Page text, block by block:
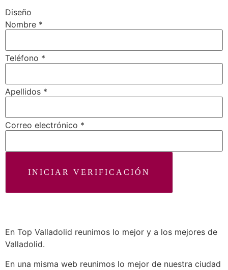
Diseño
Nombre *
Teléfono *
Apellidos *
Correo electrónico *
INICIAR VERIFICACIÓN
En Top Valladolid reunimos lo mejor y a los mejores de
Valladolid.
En una misma web reunimos lo mejor de nuestra ciudad